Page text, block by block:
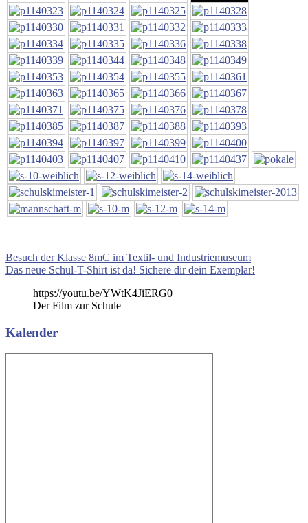
Beitragsnavigation
Vorheriger
Beitrag:
Besuch der Klasse 8mC im Textil- und Industriemuseum
Nächster
Das neue Schul-T-Shirt ist da! Sichere dir dein Exemplar!
https://youtu.be/YWtK4JiERG0
Der Film zur Schule
Kalender